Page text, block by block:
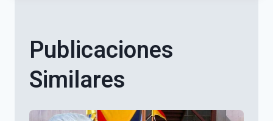
Publicaciones
Similares